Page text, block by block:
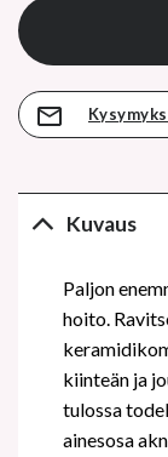
Kuvaus
Paljon
hoito.
kiinteän ja
tulossa
ainesosa